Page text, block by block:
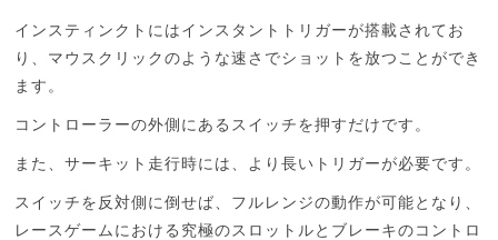
インスティンクトにはインスタントトリガーが搭載されてお
り、マウスクリックのような速さでショットを放つことができ
ます。
コントローラーの外側にあるスイッチを押すだけです。
また、サーキット走行時には、より長いトリガーが必要です。
スイッチを反対側に倒せば、フルレンジの動作が可能となり、
レースゲームにおける究極のスロットルとブレーキのコントロ